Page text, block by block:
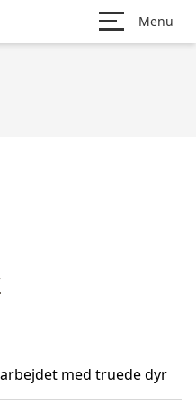
Menu
med truede dyr